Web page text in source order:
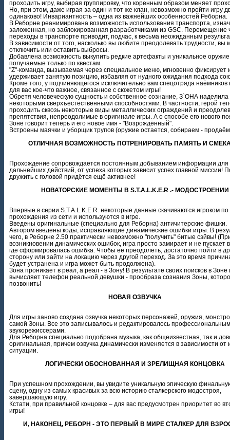
проходить игру, выбирая группировку, что коренным образом меняет
Но, при этом, даже играя за один и тот же клан, невозможно пройти игру
одинаково! Инвариантность – одна из важнейших особенностей Реборна.
В Реборне реанимирована возможность использования транспорта,
заложенная, но заблокированная разработчиками из GSC. Перемещение
переходы в транспорте приводит, подчас, к весьма неожиданным
В зависимости от того, насколько вы любите преодолевать трудности, вы
отключить или оставить выбросы.
Добавлена возможность выкупить редкие артефакты и уникальное
получаемые только по квестам.
"Z"-команда, вызываемая через специальное меню, мгновенно фиксирует
удерживает занятую позицию, избавляя от нудного ожидания подхода
Кроме того, у подчиняющегося исключительно вам спецотряда наёмников
для вас кое-что важное, связанное с сюжетом игры!
Обретя человеческую сущность и собственное сознание, З`ОНА
некоторыми сверхъестественными способностями. В частности, герой
проходить сквозь некоторые виды металлических ограждений и
препятствия, непреодолимые в оригинале игры. А о способе его нового
Зоне говорит теперь и его новое имя - "Возрождённый".
Встроены маячки и уборщик трупов (оружие остается, собираем -
ОТЛИЧНАЯ ВОЗМОЖНОСТЬ ПОТРЕНИРОВАТЬ ПАМЯТЬ И
Прохождение сопровождается постоянным добыванием информации для
дальнейших действий, от успеха которых зависит успех главной миссии!
дружить с головой придётся ещё активнее!
НОВАТОРСКИЕ МОМЕНТЫ В S.T.A.L.K.E.R .- МОДОСТРОЕНИИ
Впервые в серии S.T.A.L.K.E.R. некоторые данные скачиваются игроком
прохождения из сети и используются в игре.
Введены оригинальные (специально для Реборна) античитерские фишки.
Автором введены коды, исправляющие динамические ошибки игры. В
чего, в Реборне 2.50 практически невозможно "получить" битые сэйвы!
возникновении динамических ошибок, игра просто замирает и не пускает
где сформировалась ошибка. Чтобы ее преодолеть, достаточно пойти в
сторону или зайти на локацию через другой переход. За это время
будет устранена и игра может быть продолжена).
Зона проникает в реал, а реал - в Зону! В результате своих поисков в Зоне
вычисляет телефон реальной девушки - прообраза сознания Зоны,
позвонить!
НОВАЯ ОЗВУЧКА
Для игры заново создана озвучка некоторых персонажей, оружия,
самой Зоны. Все это записывалось и редактировалось
звукорежиссерами.
Для Реборна специально подобрана музыка, как общеизвестная, так и
оригинальная, причем озвучка динамически изменяется в зависимости от
ситуации.
ЛОГИЧЕСКИ ОБОСНОВАННАЯ И ЗРЕЛИЩНАЯ КОНЦОВКА
При успешном прохождении, вы увидите уникальную эпическую
сцену, одну из самых красивых за всю историю сталкерского модостроя,
завершающую игру.
Кстати, при правильной концовке – для вас предусмотрен приоритет во
игры!
И, НАКОНЕЦ, РЕБОРН - ЭТО ПЕРВЫЙ В МИРЕ СТАЛКЕР ДЛЯ